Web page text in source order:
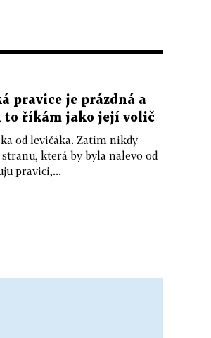
pravice je prázdná a
to říkám jako její volič
od levičáka. Zatím nikdy
která by byla nalevo od
pravici,...